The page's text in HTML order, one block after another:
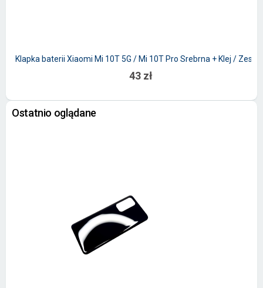
Klapka baterii Xiaomi Mi 10T 5G / Mi 10T Pro Srebrna + Klej /
43 zł
Ostatnio oglądane